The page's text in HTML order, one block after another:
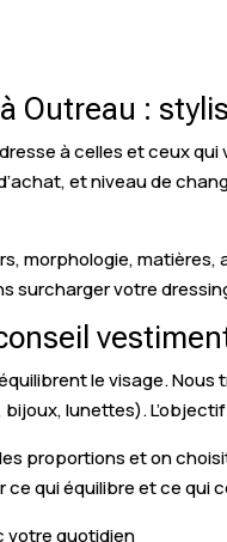
Outreau :
à celles et ceux
et niveau de
morphologie,
surcharger votre
le visage.
lunettes).
proportions et on
qui équilibre et ce qui
votre quotidien